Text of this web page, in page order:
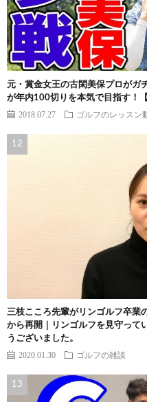
元・賞金女王の古閑美保プロがガ
が年内100切りを本気で目指す！
2018.07.27 ゴルフのレッスン
三枝こころ先輩がリンゴルフ卒業
から再開｜リンゴルフを見守って
うございました。
2020.01.30 ゴルフの雑談